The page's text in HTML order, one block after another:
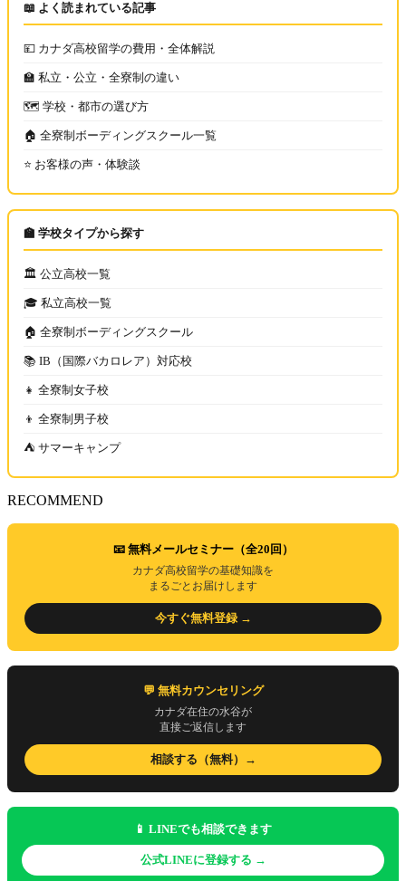
📖 よく読まれている記事
💴 カナダ高校留学の費用・全体解説
🏫 私立・公立・全寮制の違い
🗺️ 学校・都市の選び方
🏠 全寮制ボーディングスクール一覧
⭐ お客様の声・体験談
🏫 学校タイプから探す
🏛️ 公立高校一覧
🎓 私立高校一覧
🏠 全寮制ボーディングスクール
📚 IB（国際バカロレア）対応校
👧 全寮制女子校
👦 全寮制男子校
⛺ サマーキャンプ
RECOMMEND
📧 無料メールセミナー（全20回）
カナダ高校留学の基礎知識を
まるごとお届けします
今すぐ無料登録 →
💬 無料カウンセリング
カナダ在住の水谷が
直接ご返信します
相談する（無料）→
📱 LINEでも相談できます
公式LINEに登録する →